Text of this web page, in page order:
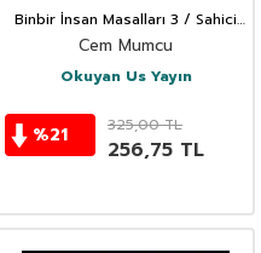
Binbir İnsan Masalları 3 / Sahici
Aşklar Külliyatı
Cem Mumcu
Okuyan Us Yayın
%21 325,00TL
256,75 TL